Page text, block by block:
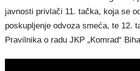
javnosti privlači 11. tačka, koja se
poskupljenje odvoza smeća, te 12.
Pravilnika o radu JKP „Komrad“